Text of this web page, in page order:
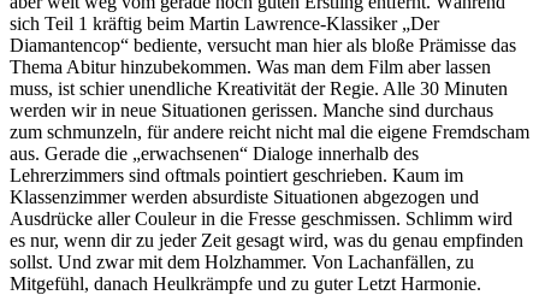
sich Teil 1 kräftig beim Martin Lawrence-Klassiker „Der
Diamantencop“ bediente, versucht man hier als bloße Prämisse das
Thema Abitur hinzubekommen. Was man dem Film aber lassen
muss, ist schier unendliche Kreativität der Regie. Alle 30 Minuten
werden wir in neue Situationen gerissen. Manche sind durchaus
zum schmunzeln, für andere reicht nicht mal die eigene Fremdscham
aus. Gerade die „erwachsenen“ Dialoge innerhalb des
Lehrerzimmers sind oftmals pointiert geschrieben. Kaum im
Klassenzimmer werden absurdiste Situationen abgezogen und
Ausdrücke aller Couleur in die Fresse geschmissen. Schlimm wird
es nur, wenn dir zu jeder Zeit gesagt wird, was du genau empfinden
sollst. Und zwar mit dem Holzhammer. Von Lachanfällen, zu
Mitgefühl, danach Heulkrämpfe und zu guter Letzt Harmonie.